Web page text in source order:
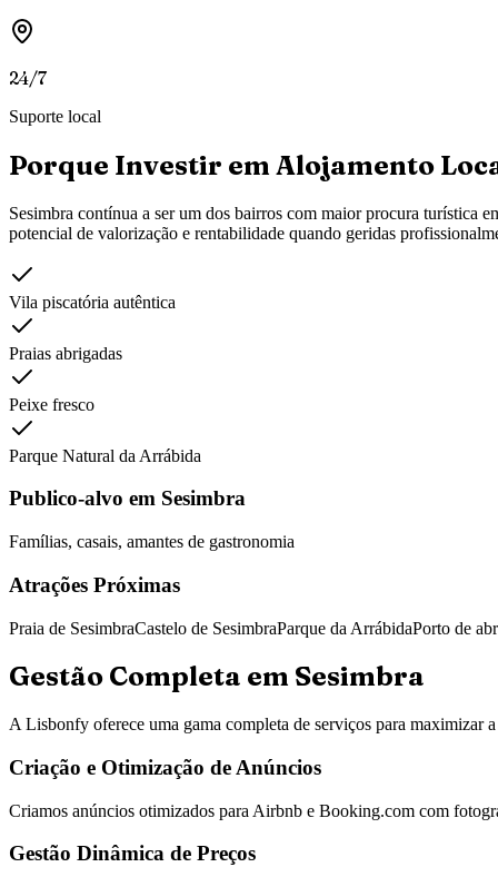
24/7
Suporte local
Porque Investir em Alojamento
Sesimbra contínua a ser um dos bairros com maior procura turística
potencial de valorização e rentabilidade quando geridas
Vila piscatória autêntica
Praias abrigadas
Peixe fresco
Parque Natural da Arrábida
Publico-alvo em Sesimbra
Famílias, casais, amantes de gastronomia
Atrações Próximas
Praia de SesimbraCastelo de SesimbraParque da ArrábidaPorto de
Gestão Completa em Sesimbra
A Lisbonfy oferece uma gama completa de serviços para maximizar
Criação e Otimização de Anúncios
Criamos anúncios otimizados para Airbnb e Booking.com com
Gestão Dinâmica de Preços